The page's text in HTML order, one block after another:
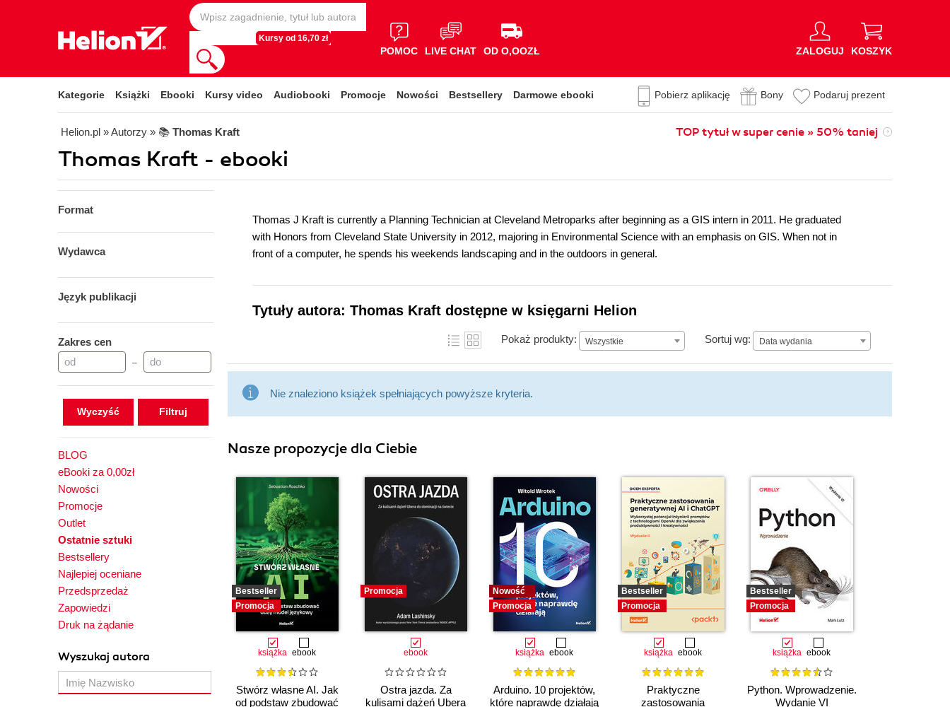
Kursy od 16,70 zł
POMOC LIVE CHAT OD O,OOZŁ ZALOGUJ KOSZYK
Kategorie Książki Ebooki Kursy video Audiobooki Promocje Nowości Bestsellery Darmowe ebooki Pobierz aplikację Bony Podaruj prezent
Helion.pl » Autorzy » 📚 Thomas Kraft TOP tytuł w super cenie » 50% taniej
Thomas Kraft - ebooki
Format
Wydawca
Język publikacji
Zakres cen
–
Wyczyść
BLOG
eBooki za 0,00zł
Nowości
Promocje
Outlet
Ostatnie sztuki
Bestsellery
Najlepiej oceniane
Przedsprzedaż
Zapowiedzi
Druk na żądanie
Wyszukaj autora
Thomas J Kraft is currently a Planning Technician at Cleveland Metroparks after beginning as a GIS intern in 2011. He graduated
with Honors from Cleveland State University in 2012, majoring in Environmental Science with an emphasis on GIS. When not in
front of a computer, he spends his weekends landscaping and in the outdoors in general.
Tytuły autora: Thomas Kraft dostępne w księgarni Helion
Pokaż produkty: Wszystkie Sortuj wg: Data wydania
Data wydania
Nie znaleziono książek spełniających powyższe kryteria.
Nasze propozycje dla Ciebie
Bestseller
Promocja
książka ebook
Stwórz własne AI. Jak
od podstaw zbudować
Promocja
ebook
Ostra jazda. Za
kulisami dążeń Ubera
Nowość
Promocja
książka ebook
Arduino. 10 projektów,
które naprawdę działają
Bestseller
Promocja
książka ebook
Praktyczne
zastosowania
Bestseller
Promocja
książka ebook
Python. Wprowadzenie.
Wydanie VI